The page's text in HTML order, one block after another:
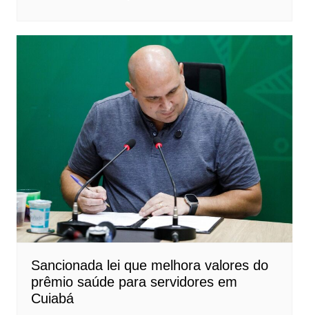
Sancionada lei que melhora valores do
prêmio saúde para servidores em
Cuiabá